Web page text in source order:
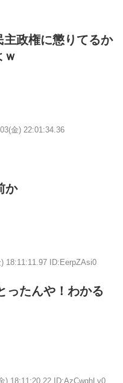
政権に懲りてるか
ｗ
金) 22:01:34.36
か
18:11:11.97 ID:EerpZAsi0
ったんや！わかる
) 18:11:20.22 ID:AzCwghLy0